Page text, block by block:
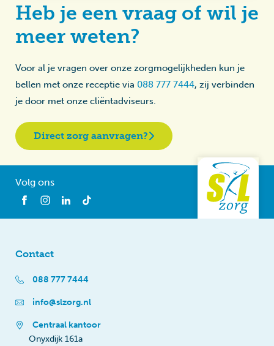
Heb je een vraag of wil je
meer weten?
Voor al je vragen over onze zorgmogelijkheden kun je
bellen met onze receptie via 088 777 7444, zij verbinden
je door met onze cliëntadviseurs.
Direct zorg aanvragen?
Volg ons
Contact
088 777 7444
info@slzorg.nl
Centraal kantoor
Onyxdijk 161a